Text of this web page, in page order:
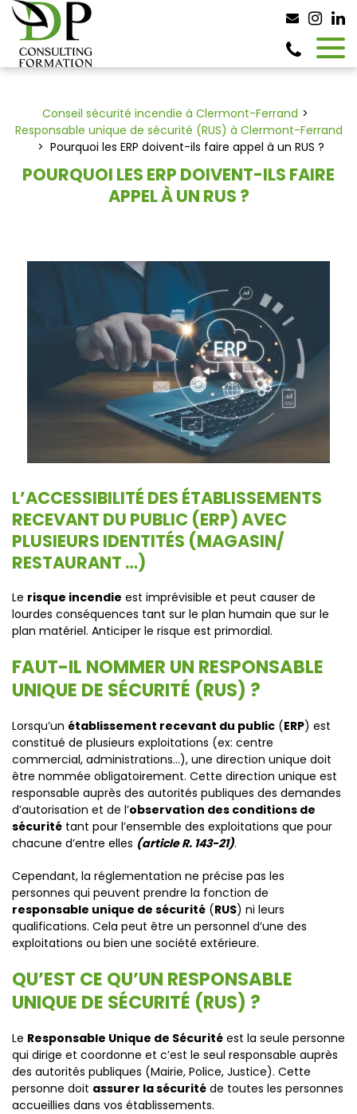
Conseil sécurité incendie à Clermont-Ferrand
Responsable unique de sécurité (RUS) à Clermont-Ferrand
Pourquoi les ERP doivent-ils faire appel à un RUS ?
POURQUOI LES ERP DOIVENT-ILS FAIRE
APPEL À UN RUS ?
L’ACCESSIBILITÉ DES ÉTABLISSEMENTS
RECEVANT DU PUBLIC (ERP) AVEC
PLUSIEURS IDENTITÉS (MAGASIN/
RESTAURANT …)
Le risque incendie est imprévisible et peut causer de
lourdes conséquences tant sur le plan humain que sur le
plan matériel. Anticiper le risque est primordial.
FAUT-IL NOMMER UN RESPONSABLE
UNIQUE DE SÉCURITÉ (RUS) ?
Lorsqu’un établissement recevant du public (ERP) est
constitué de plusieurs exploitations (ex: centre
commercial, administrations…), une direction unique doit
être nommée obligatoirement. Cette direction unique est
responsable auprès des autorités publiques des demandes
d’autorisation et de l’observation des conditions de
sécurité tant pour l’ensemble des exploitations que pour
chacune d’entre elles (article R. 143-21).
Cependant, la réglementation ne précise pas les
personnes qui peuvent prendre la fonction de
responsable unique de sécurité (RUS) ni leurs
qualifications. Cela peut être un personnel d’une des
exploitations ou bien une société extérieure.
QU’EST CE QU’UN RESPONSABLE
UNIQUE DE SÉCURITÉ (RUS) ?
Le Responsable Unique de Sécurité est la seule personne
qui dirige et coordonne et c’est le seul responsable auprès
des autorités publiques (Mairie, Police, Justice). Cette
personne doit assurer la sécurité de toutes les personnes
accueillies dans vos établissements.
Panneau de gestion des cookies